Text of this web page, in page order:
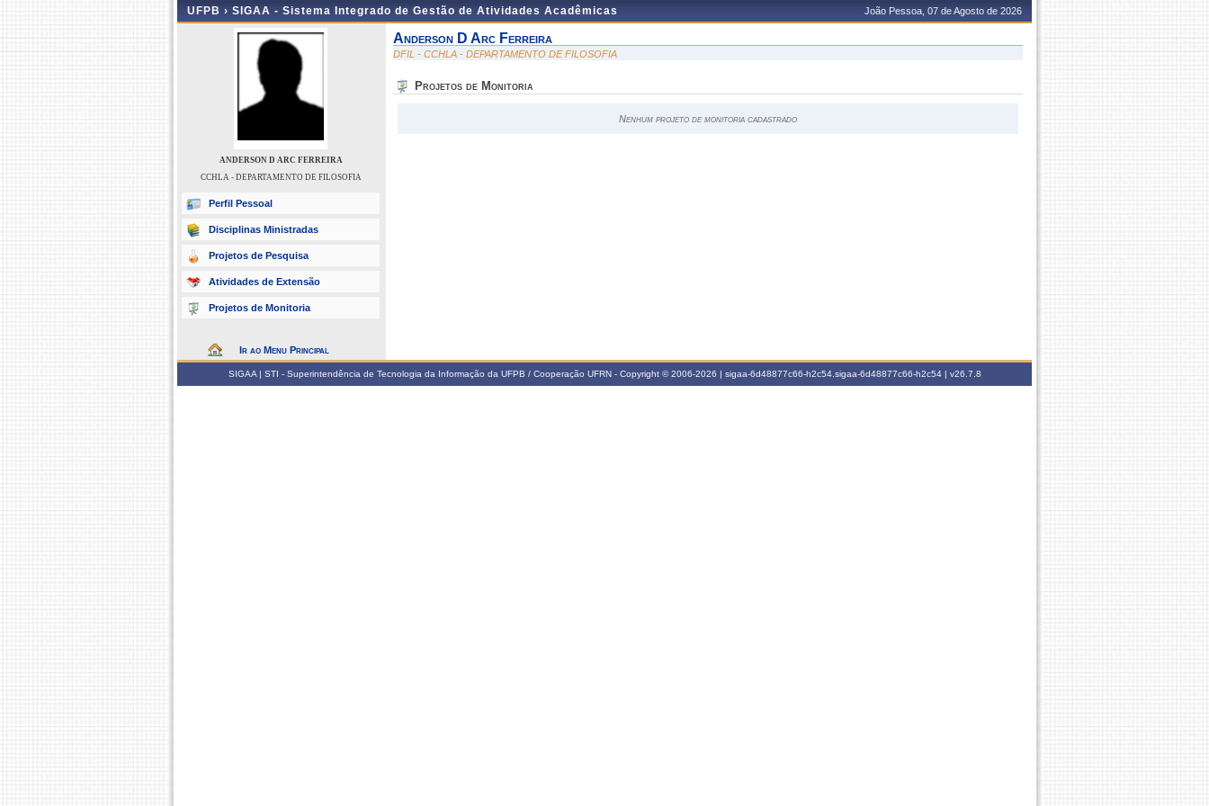
UFPB › SIGAA - Sistema Integrado de Gestão de Atividades Acadêmicas João Pessoa, 07 de Agosto de 2026
ANDERSON D ARC FERREIRA
CCHLA - DEPARTAMENTO DE FILOSOFIA
Perfil Pessoal
Disciplinas Ministradas
Projetos de Pesquisa
Atividades de Extensão
Projetos de Monitoria
Ir ao Menu Principal
Anderson D Arc Ferreira
DFIL - CCHLA - DEPARTAMENTO DE FILOSOFIA
Projetos de Monitoria
Nenhum projeto de monitoria cadastrado
SIGAA | STI - Superintendência de Tecnologia da Informação da UFPB / Cooperação UFRN - Copyright © 2006-2026 | sigaa-6d48877c66-h2c54.sigaa-6d48877c66-h2c54 | v26.7.8